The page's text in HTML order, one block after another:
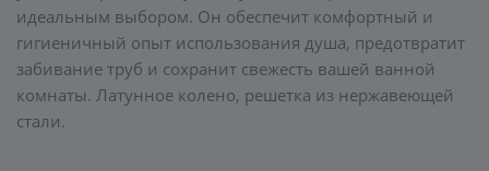
идеальным выбором. Он обеспечит комфортный и
гигиеничный опыт использования душа, предотвратит
забивание труб и сохранит свежесть вашей ванной
комнаты. Латунное колено, решетка из нержавеющей
стали.